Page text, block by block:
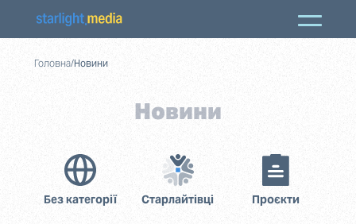
Головна/Новини
Новини
Без категорії Старлайтівці Проєкти